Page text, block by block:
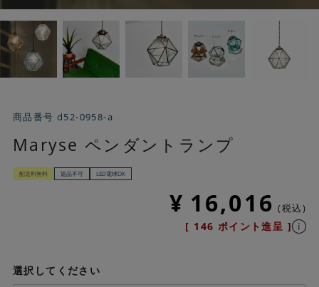
商品番号 d52-0958-a
Maryse ペンダントランプ
配送料無料 返品不可 LED電球OK
¥ 16,016 税込
[ 146 ポイント進呈 ]
選択してください